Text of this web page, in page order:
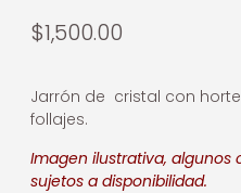
$1,500.00
Jarrón de cristal con
follajes.
Imagen ilustrativa, algunos
sujetos a disponibilidad.